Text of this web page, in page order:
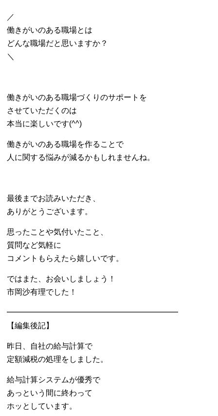
／
働きがいのある職場とは
どんな職場だと思いますか？
＼
働きがいのある職場づくりのサポートを
させていただくのは
本当に楽しいです(^^)
働きがいのある職場を作ることで
人に関する悩みが減るかもしれませんね。
最後までお読みいただき、
ありがとうございます。
思ったことや気付いたこと、
質問など気軽に
コメントもらえたら嬉しいです。
ではまた、お会いしましょう！
市岡沙有理でした！
━━━━━━━━━━━━━━━━━━━━━━
【編集後記】
昨日、自社の給与計算で
定額減税の処理をしました。
給与計算システムが優秀で
あっという間に終わって
ホッとしています。